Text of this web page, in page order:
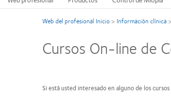
Web del profesional Inicio > Información clínica >
Cursos On-line de
Si está usted interesado en alguno de los